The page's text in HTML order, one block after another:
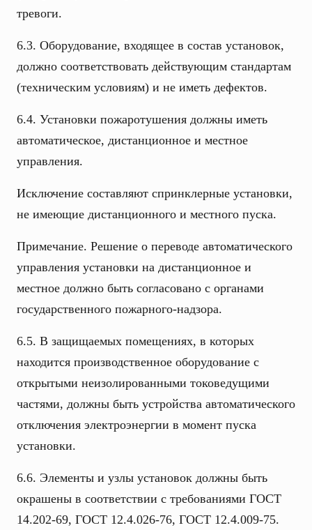
тревоги.
6.3. Оборудование, входящее в состав установок,
должно соответствовать действующим стандартам
(техническим условиям) и не иметь дефектов.
6.4. Установки пожаротушения должны иметь
автоматическое, дистанционное и местное
управления.
Исключение составляют спринклерные установки,
не имеющие дистанционного и местного пуска.
Примечание. Решение о переводе автоматического
управления установки на дистанционное и
местное должно быть согласовано с органами
государственного пожарного-надзора.
6.5. В защищаемых помещениях, в которых
находится производственное оборудование с
открытыми неизолированными токоведущими
частями, должны быть устройства автоматического
отключения электроэнергии в момент пуска
установки.
6.6. Элементы и узлы установок должны быть
окрашены в соответствии с требованиями ГОСТ
14.202-69, ГОСТ 12.4.026-76, ГОСТ 12.4.009-75.